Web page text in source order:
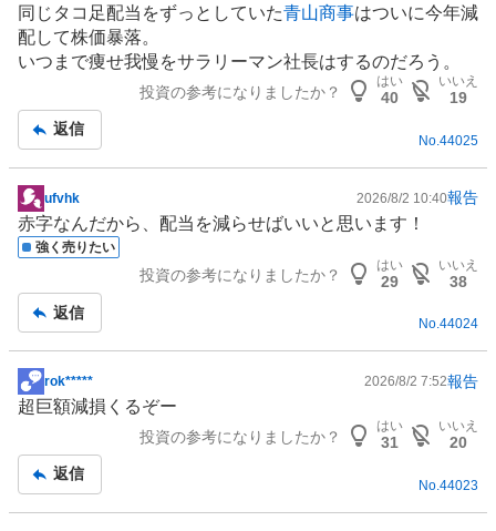
同じタコ足配当をずっとしていた青山商事はついに今年減
配して株価暴落。
いつまで痩せ我慢をサラリーマン社長はするのだろう。
投資の参考になりましたか？
はい
40
いいえ
19
返信
No. 44025
掲
示
板
ufvhk 2026/8/2 10:40報告
赤字なんだから、配当を減らせばいいと思います！
強く売りたい
投資の参考になりましたか？
はい
29
いいえ
38
返信
No.44024
掲
示
事
rok***** 2026/8/2 7:52報告
超巨額減損くるぞー
投資の参考になりましたか？
はい
31
いいえ
20
返信
No. 44023